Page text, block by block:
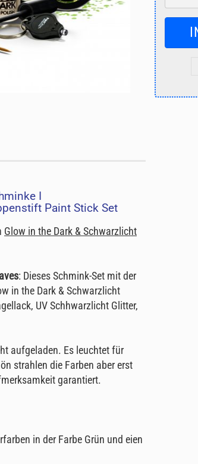
I
Paint Stick Set
Glow in the Dark & Schwarzlicht
: Dieses Schmink-Set mit der
in the Dark & Schwarzlicht
UV Schhwarzlicht Glitter,
aufgeladen. Es leuchtet für
strahlen die Farben aber erst
garantiert.
in der Farbe Grün und eien